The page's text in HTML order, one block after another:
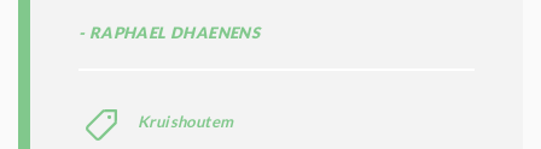
RAPHAEL DHAENENS
Kruishoutem